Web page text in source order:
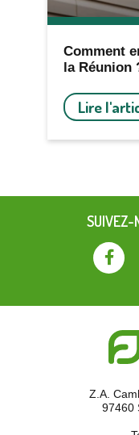
Comment
la Réunion
Lire
SUIVEZ-
Z.A.
97460